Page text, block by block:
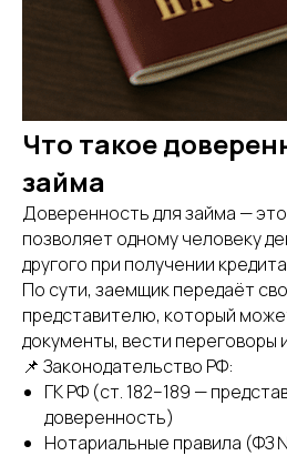
Что такое
займа
Доверенность для займа —
позволяет одному человеку
другого при получении
По сути, заемщик передаёт
представителю, который
документы, вести переговоры
📌 Законодательство РФ:
ГК РФ (ст. 182–189 —
доверенность)
Нотариальные правила (ФЗ